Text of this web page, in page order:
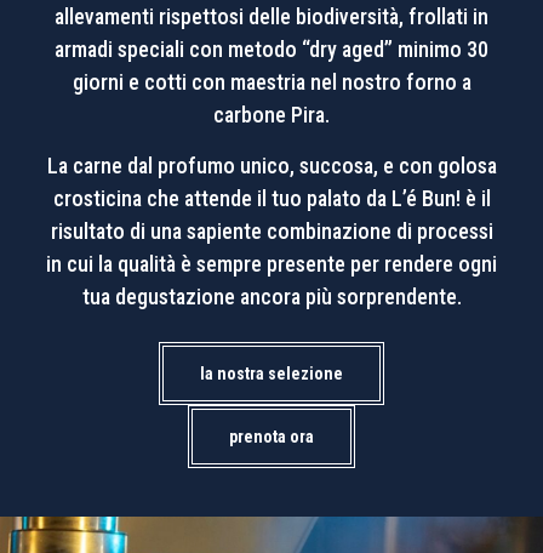
allevamenti rispettosi delle biodiversità, frollati in
armadi speciali con metodo “dry aged” minimo 30
giorni e cotti con maestria nel nostro forno a
carbone Pira.
La carne dal profumo unico, succosa, e con golosa
crosticina che attende il tuo palato da L’é Bun! è il
risultato di una sapiente combinazione di processi
in cui la qualità è sempre presente per rendere ogni
tua degustazione ancora più sorprendente.
la nostra selezione
prenota ora